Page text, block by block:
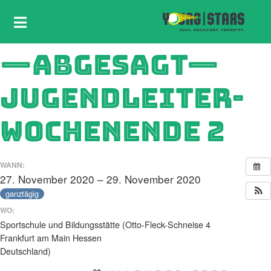
—ABGESAGT—
JUGENDLEITER-
WOCHENENDE 2
WANN:
27. November 2020 – 29. November 2020
ganztägig
WO:
Sportschule und Bildungsstätte (Otto-Fleck-Schneise 4
Frankfurt am Main Hessen
Deutschland)